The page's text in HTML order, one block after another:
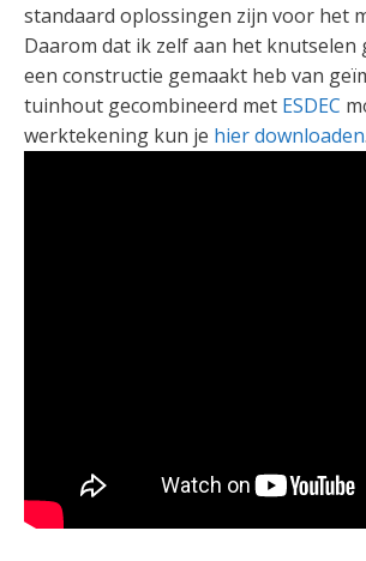
standaard oplossingen zijn voor het
Daarom dat ik zelf aan het knutselen
een constructie gemaakt heb van
tuinhout gecombineerd met ESDEC
werktekening kun je hier downloaden.